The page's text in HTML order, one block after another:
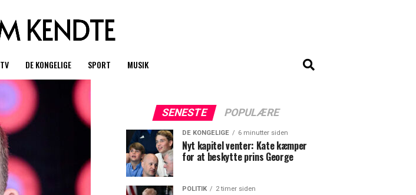
DE KONGELIGE SPORT MUSIK
SENESTE POPULÆRE
DE KONGELIGE 6 minutter siden
Nyt kapitel venter: Kate kæmper
for at beskytte prins George
POLITIK 2 timer siden